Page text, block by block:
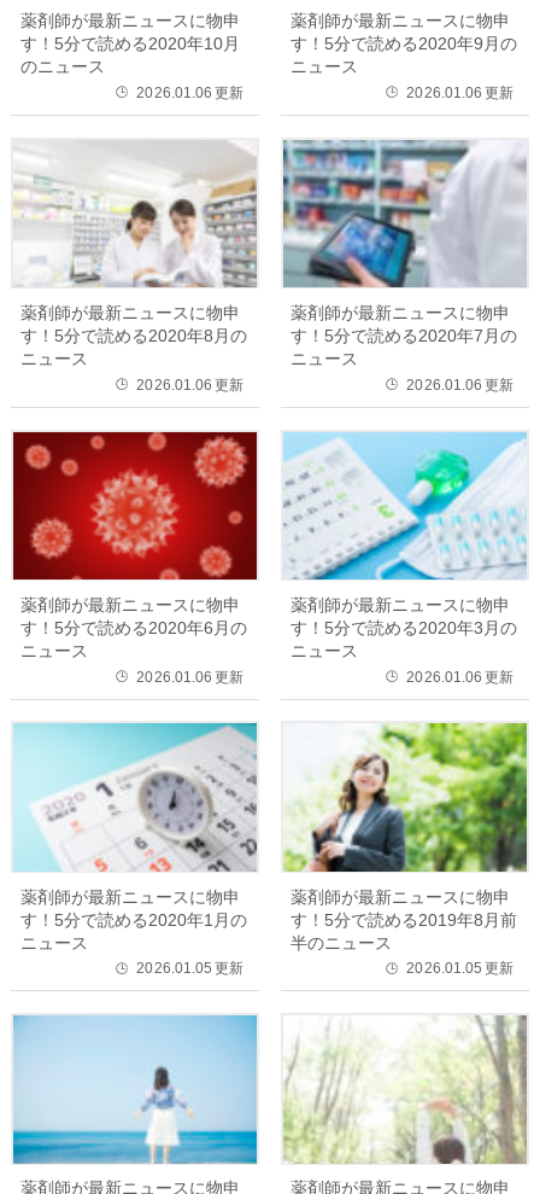
薬剤師が最新ニュースに物申
す！5分で読める2020年10月
のニュース
🕒 2026.01.06 更新
薬剤師が最新ニュースに物申
す！5分で読める2020年9月の
ニュース
🕒 2026.01.06 更新
薬剤師が最新ニュースに物申
す！5分で読める2020年8月の
ニュース
🕒 2026.01.06 更新
薬剤師が最新ニュースに物申
す！5分で読める2020年7月の
ニュース
🕒 2026.01.06 更新
薬剤師が最新ニュースに物申
す！5分で読める2020年6月の
ニュース
🕒 2026.01.06 更新
薬剤師が最新ニュースに物申
す！5分で読める2020年3月の
ニュース
🕒 2026.01.06 更新
薬剤師が最新ニュースに物申
す！5分で読める2020年1月の
ニュース
🕒 2026.01.05 更新
薬剤師が最新ニュースに物申
す！5分で読める2019年8月前
半のニュース
🕒 2026.01.05 更新
薬剤師が最新ニュースに物申 薬剤師が最新ニュースに物申